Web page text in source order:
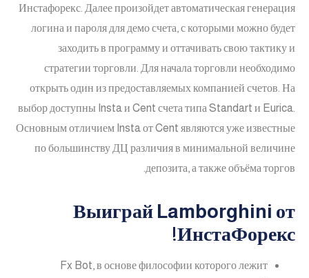
Инстафорекс. Далее произойдет автоматическая генерация
логина и пароля для демо счета, с которыми можно будет
заходить в программу и оттачивать свою тактику и
стратегии торговли. Для начала торговли необходимо
открыть один из предоставляемых компанией счетов. На
выбор доступны Insta и Cent счета типа Standart и Eurica.
Основным отличием Insta от Cent являются уже известные
по большинству ДЦ различия в минимальной величине
депозита, а также объёма торгов.
Выиграй Lamborghini от
ИнстаФорекс!
Fx Bot, в основе философии которого лежит